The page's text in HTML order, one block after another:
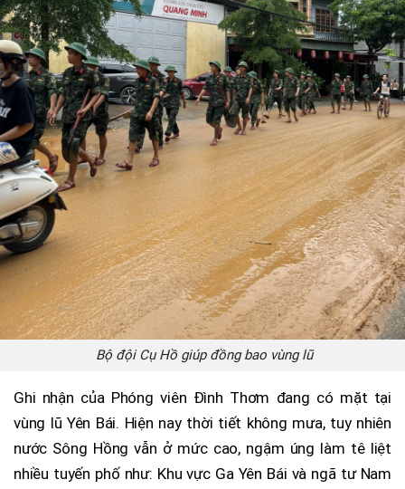
Bộ đội Cụ Hồ giúp đồng bao vùng lũ
Ghi nhận của Phóng viên Đình Thơm đang có mặt tại
vùng lũ Yên Bái. Hiện nay thời tiết không mưa, tuy nhiên
nước Sông Hồng vẫn ở mức cao, ngậm úng làm tê liệt
nhiều tuyến phố như: Khu vực Ga Yên Bái và ngã tư Nam